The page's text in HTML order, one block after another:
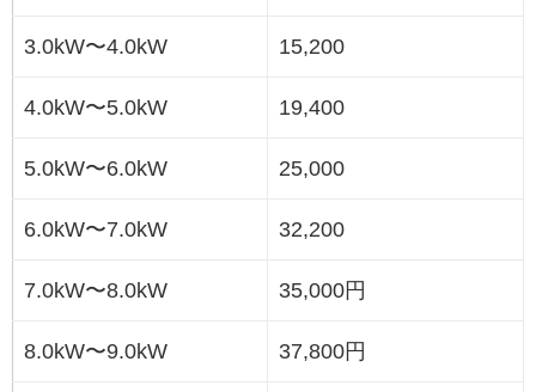
3.0kW〜4.0kW 15,200
4.0kW〜5.0kW 19,400
5.0kW〜6.0kW 25,000
6.0kW〜7.0kW 32,200
7.0kW〜8.0kW 35,000円
8.0kW〜9.0kW 37,800円